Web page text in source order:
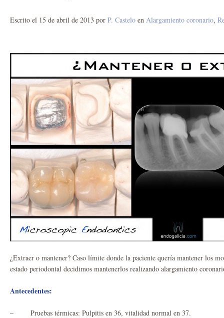
Escrito el 15 de abril de 2013 por P. Castelo en Alargamiento coronario,
¿Extraer o mantener? Caso límite donde la paciente quería mantener los
estado periodontal decidimos mantenerlos realizando alargamiento
Antecedentes:
– Pruebas térmicas: Pulpitis en 36, vitalidad normal en 37.